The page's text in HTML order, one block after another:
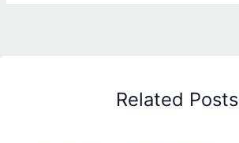
Related Posts